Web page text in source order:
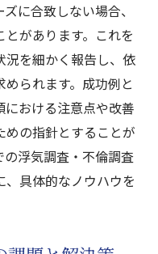
に合致しない場合、
があります。これを
況を細かく報告し、依
られます。成功例と
おける注意点や改善
めの指針とすることが
浮気調査・不倫調査
具体的なノウハウを